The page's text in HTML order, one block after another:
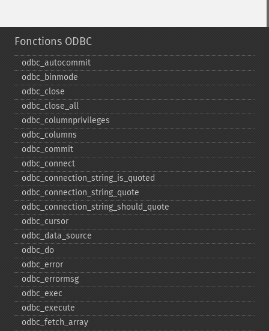
Fonctions ODBC
odbc_​autocommit
odbc_​binmode
odbc_​close
odbc_​close_​all
odbc_​columnprivileges
odbc_​columns
odbc_​commit
odbc_​connect
odbc_​connection_​string_​is_​quoted
odbc_​connection_​string_​quote
odbc_​connection_​string_​should_​quote
odbc_​cursor
odbc_​data_​source
odbc_​do
odbc_​error
odbc_​errormsg
odbc_​exec
odbc_​execute
odbc_​fetch_​array